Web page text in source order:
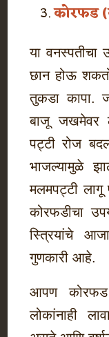
कोरफड
या वनस्पतीचा
छान होऊ
तुकडा कापा.
बाजू जखमेवर
पट्टी रोज
भाजल्यामुळे
मलमपट्टी
कोरफडीचा
स्त्रियांचे
गुणकारी आहे.
आपण
लोकांनाही